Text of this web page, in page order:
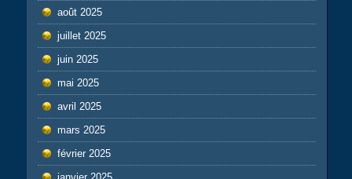
août 2025
juillet 2025
juin 2025
mai 2025
avril 2025
mars 2025
février 2025